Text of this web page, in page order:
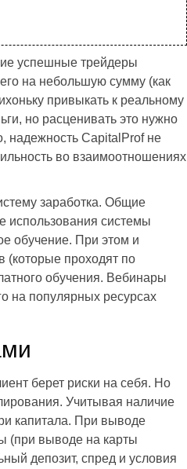
успешные трейдеры
на небольшую сумму (как
привыкать к реальному
но расценивать это нужно
надежность CapitalProf не
во взаимоотношениях
заработка. Общие
использования системы
обучение. При этом и
(которые проходят по
обучения. Вебинары
на популярных ресурсах
берет риски на себя. Но
Учитывая наличие
капитала. При выводе
(при выводе на карты
депозит, спред и условия